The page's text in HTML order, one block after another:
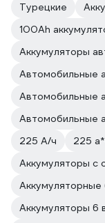
Турецкие
100Ah
Аккумуляторы
Автомобильные
Автомобильные
225 А/ч
225
Аккумуляторы с
Аккумуляторные
Аккумуляторы 6